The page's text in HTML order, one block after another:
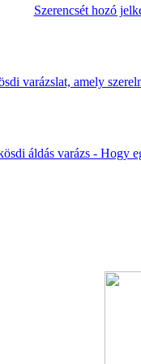
Szerencsét hozó
varázslat, amely
áldás varázs - Hogy